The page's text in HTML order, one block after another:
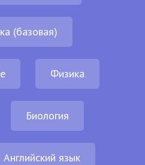
(базовая)
Физика
Биология
Английский язык